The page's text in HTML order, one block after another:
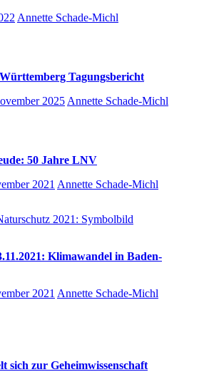
Annette Schade-Michl
Tagungsbericht
2025 Annette Schade-Michl
50 Jahre LNV
2021 Annette Schade-Michl
Klimawandel in Baden-
2021 Annette Schade-Michl
sich zur Geheimwissenschaft